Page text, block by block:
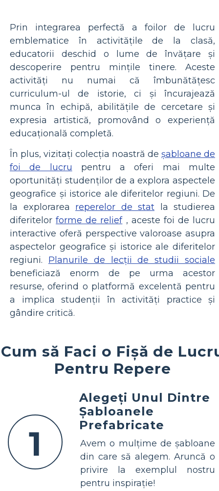
Prin integrarea perfectă a foilor de lucru
emblematice în activitățile de la clasă,
educatorii deschid o lume de învățare și
descoperire pentru mințile tinere. Aceste
activități nu numai că îmbunătățesc
curriculum-ul de istorie, ci și încurajează
munca în echipă, abilitățile de cercetare și
expresia artistică, promovând o experiență
educațională completă.
În plus, vizitați colecția noastră de șabloane de
foi de lucru pentru a oferi mai multe
oportunități studenților de a explora aspectele
geografice și istorice ale diferitelor regiuni. De
la explorarea reperelor de stat la studierea
diferitelorforme de relief, aceste foi de lucru
interactive oferă perspective valoroase asupra
aspectelor geografice și istorice ale diferitelor
regiuni. Planurile de lecții de studii sociale
beneficiază enorm de pe urma acestor
resurse, oferind o platformă excelentă pentru
a implica studenții în activități practice și
gândire critică.
Cum să Faci o Fișă de
Pentru Repere
1
Alegeți Unul Dintre
Șabloanele
Prefabricate
Avem o mulțime de șabloane
din care să alegem. Aruncă o
privire la exemplul nostru
pentru inspirație!